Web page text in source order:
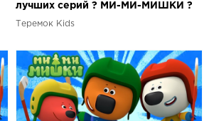
лучших серий ? МИ-МИ-МИШКИ ?
Теремок Kids